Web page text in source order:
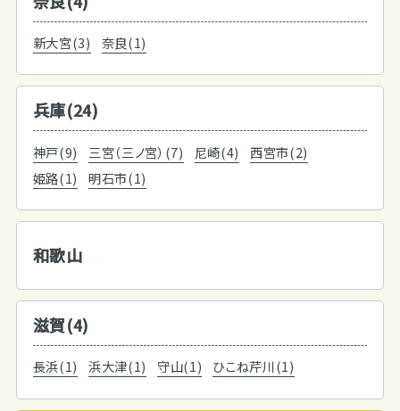
新大宮(3) 奈良(1)
兵庫(24)
神戸(9) 三宮（三ノ宮）(7) 尼崎(4)
西宮市(2)
姫路(1)
明石市(1)
和歌山
滋賀(4)
長浜(1) 浜大津(1) 守山(1) ひこね芹川(1)